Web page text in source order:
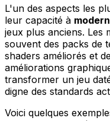
L'un des aspects les
leur capacité à
jeux plus anciens. Les
souvent des packs de
shaders améliorés et
améliorations
transformer un jeu
digne des standards
Voici quelques